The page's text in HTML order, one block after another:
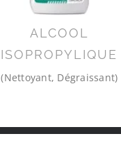
ALCOOL
ISOPROPYLIQUE
(Nettoyant, Dégraissant)